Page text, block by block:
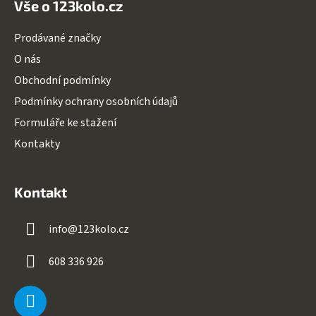
Vše o 123kolo.cz
Prodávané značky
O nás
Obchodní podmínky
Podmínky ochrany osobních údajů
Formuláře ke stažení
Kontakty
Kontakt
info@123kolo.cz
608 336 926